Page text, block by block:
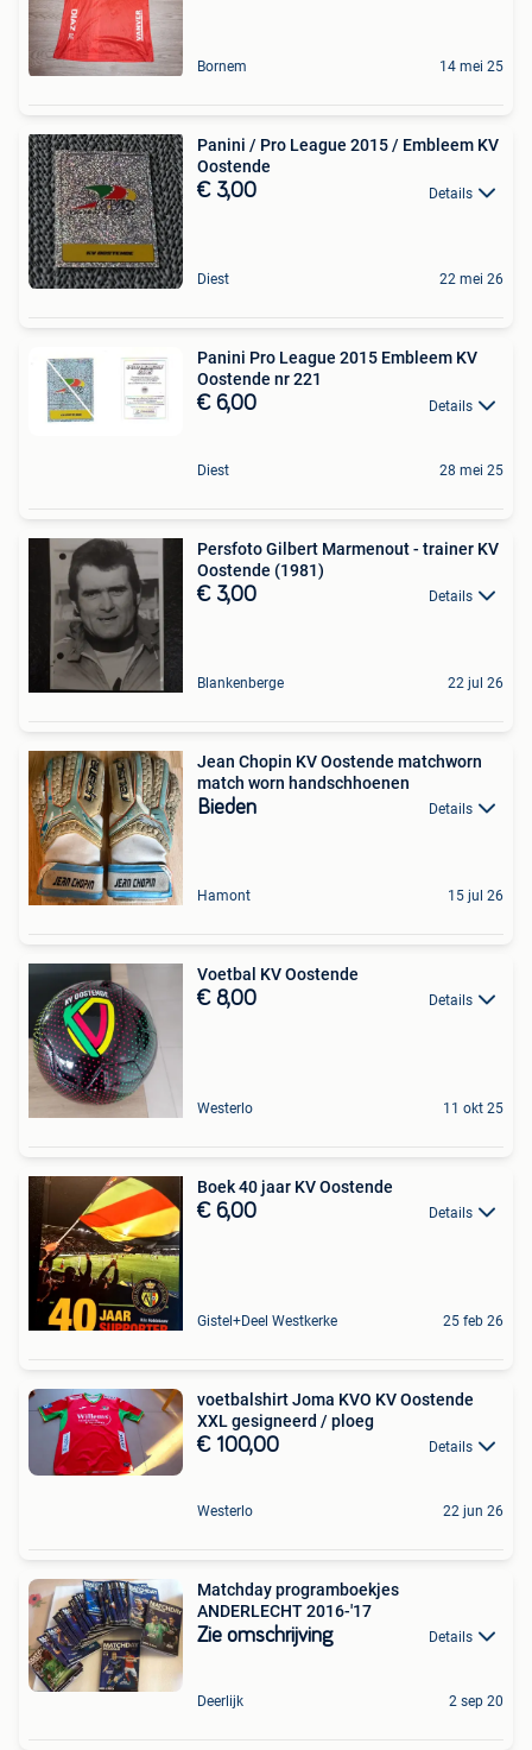
Bornem 14 mei 25
Panini / Pro League 2015 / Embleem KV
Oostende
€ 3,00 Details
Diest 22 mei 26
Panini Pro League 2015 Embleem KV
Oostende nr 221
€ 6,00 Details
Diest 28 mei 25
Persfoto Gilbert Marmenout - trainer KV
Oostende (1981)
€ 3,00 Details
Blankenberge 22 jul 26
Jean Chopin KV Oostende matchworn
match worn handschhoenen
Bieden Details
Hamont 15 jul 26
Voetbal KV Oostende
€ 8,00 Details
Westerlo 11 okt 25
Boek 40 jaar KV Oostende
€ 6,00 Details
Gistel+Deel Westkerke 25 feb 26
voetbalshirt Joma KVO KV Oostende
XXL gesigneerd / ploeg
€ 100,00 Details
Westerlo 22 jun 26
Matchday programboekjes
ANDERLECHT 2016-'17
Zie omschrijving Details
Deerlijk 2 sep 20